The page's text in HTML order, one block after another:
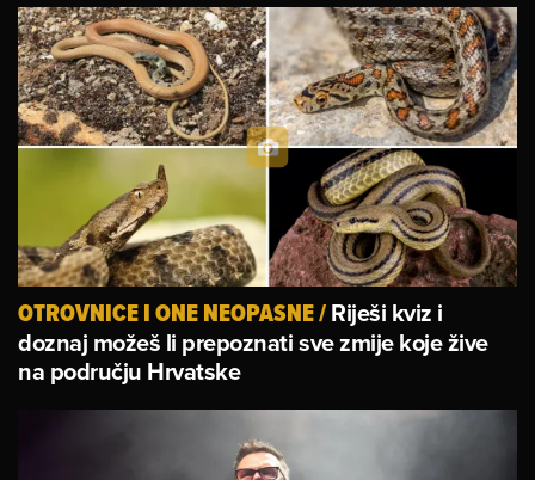
OTROVNICE I ONE NEOPASNE/Riješi kviz i
doznaj možeš li prepoznati sve zmije koje žive
na području Hrvatske